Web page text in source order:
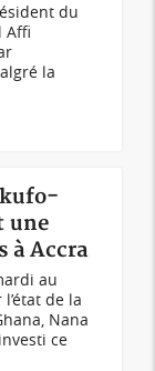
du
Affi
la
une
à Accra
au
de la
Nana
ce